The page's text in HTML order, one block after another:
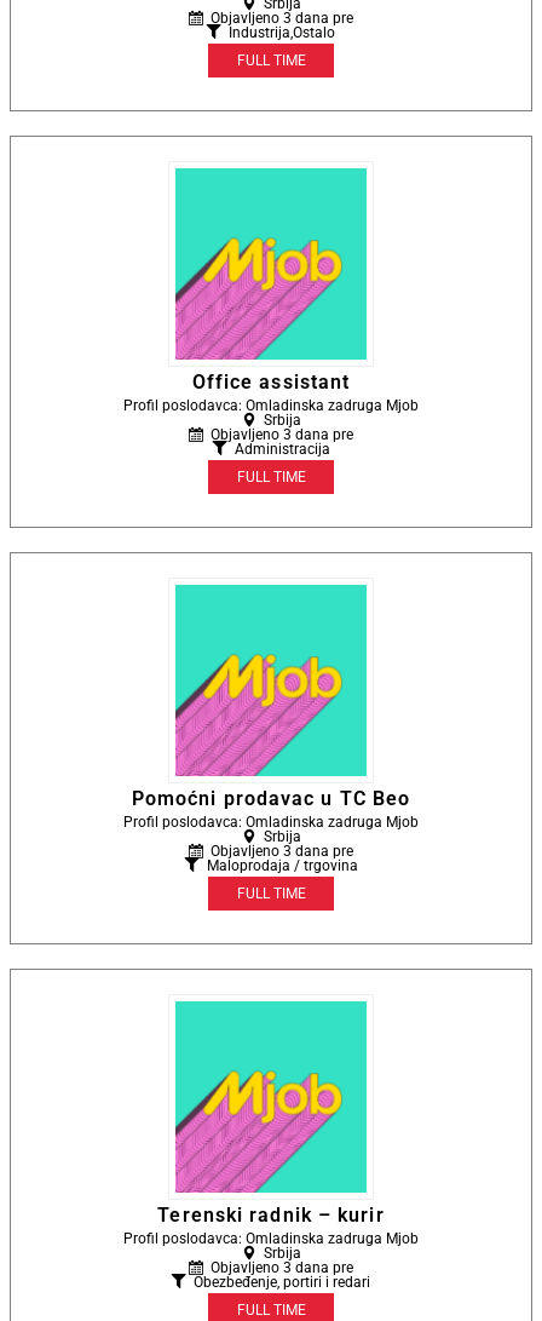
Srbija
Objavljeno 3 dana pre
Industrija,Ostalo
FULL TIME
Office assistant
Profil poslodavca: Omladinska zadruga Mjob
Srbija
Objavljeno 3 dana pre
Administracija
FULL TIME
Pomoćni prodavac u TC Beo
Profil poslodavca: Omladinska zadruga Mjob
Srbija
Objavljeno 3 dana pre
Maloprodaja / trgovina
FULL TIME
Terenski radnik – kurir
Profil poslodavca: Omladinska zadruga Mjob
Srbija
Objavljeno 3 dana pre
Obezbeđenje, portiri i redari
FULL TIME